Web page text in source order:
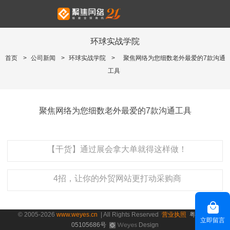
环球实战学院
首页 > 公司新闻 > 环球实战学院 >
聚焦网络为您细数老外最爱的7款沟通
工具
聚焦网络为您细数老外最爱的7款沟通工具
【干货】通过展会拿大单就得这样做！
4招，让你的外贸网站更打动采购商
© 2005-2026 www.weyes.cn | All Rights Reserved 营业执照 粤ICP备
05105686号
Design
立即留言